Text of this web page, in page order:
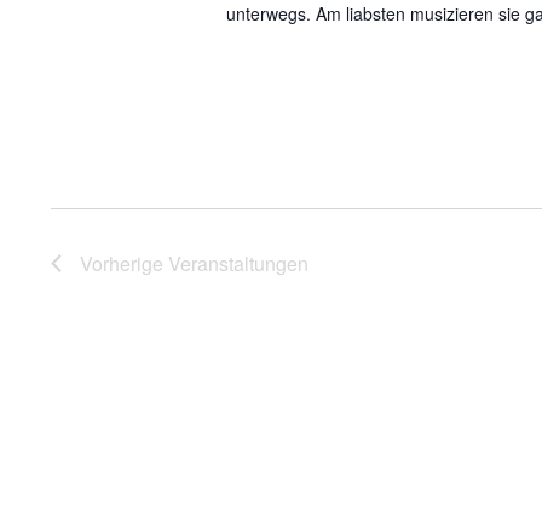
unterwegs. Am liabsten musizieren sie
Vorherige Veranstaltungen